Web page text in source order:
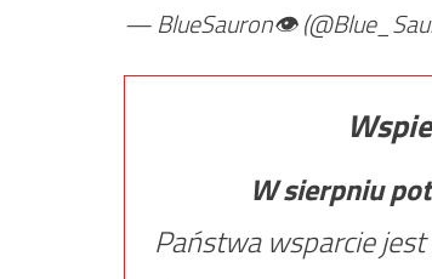
— BlueSauron👁️
W sierpniu
Państwa wsparcie